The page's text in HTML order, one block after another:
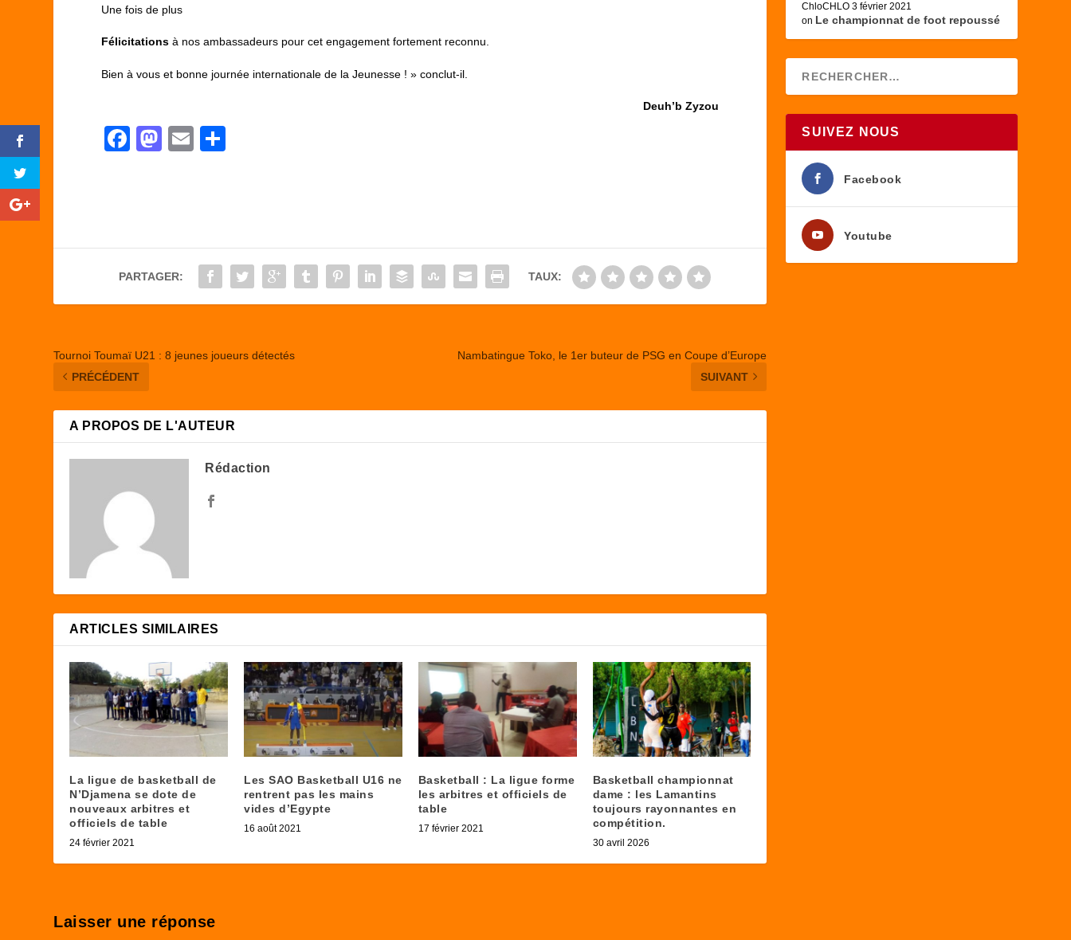
Une fois de plus
Félicitations à nos ambassadeurs pour cet engagement fortement reconnu.
Bien à vous et bonne journée internationale de la Jeunesse ! » conclut-il.
Deuh’b Zyzou
F
b
o
M
d
o
E
er
PARTAGER: TAUX:
Tournoi Toumaï U21 : 8 jeunes joueurs détectés
PRÉCÉDENT
Nambatingue Toko, le 1er buteur de PSG en Coupe d’Europe
SUIVANT
A PROPOS DE L'AUTEUR
Rédaction
ARTICLES SIMILAIRES
La ligue de basketball de
N’Djamena se dote de
nouveaux arbitres et
officiels de table
24 février 2021
Les SAO Basketball U16 ne
rentrent pas les mains
vides d’Egypte
16 août 2021
Basketball : La ligue forme
les arbitres et officiels de
table
17 février 2021
Basketball championnat
dame : les Lamantins
toujours rayonnantes en
compétition.
30 avril 2026
Laisser une réponse
ChloCHLO 3 février 2021
on Le championnat de foot repoussé
SUIVEZ NOUS
Facebook
Youtube